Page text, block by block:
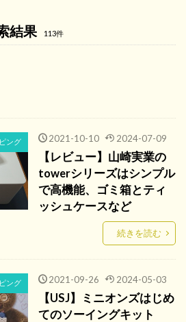
結果 113件
ング 2021-10-10 2024-07-09
【レビュー】山崎実業の
towerシリーズはシンプル
で高機能、ゴミ箱とティ
ッシュケースなど
続きを読む
ング 2021-09-26 2024-05-03
【USJ】ミニオンズはじめ
てのソーイングキット